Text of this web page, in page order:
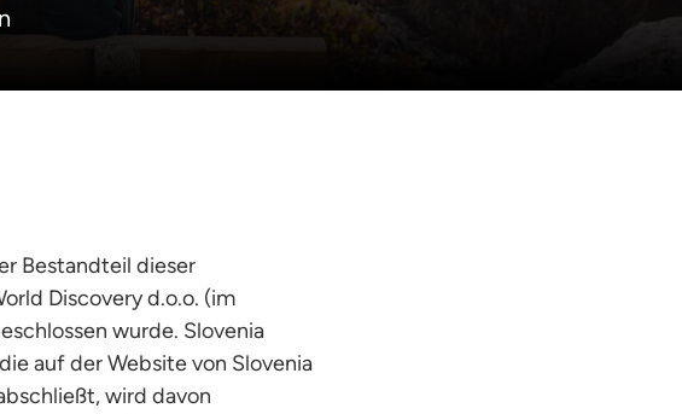
Bestandteil dieser
Discovery d.o.o. (im
wurde. Slovenia
auf der Website von Slovenia
wird davon